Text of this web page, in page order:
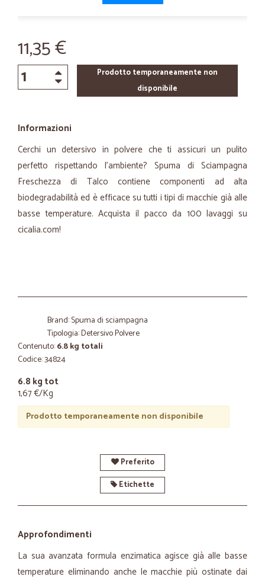
11,35 €
Prodotto temporaneamente non
disponibile
Informazioni
Cerchi un detersivo in polvere che ti assicuri un pulito
perfetto rispettando l’ambiente? Spuma di Sciampagna
Freschezza di Talco contiene componenti ad alta
biodegradabilità ed è efficace su tutti i tipi di macchie già alle
basse temperature. Acquista il pacco da 100 lavaggi su
cicalia.com!
Brand: Spuma di sciampagna
Tipologia: Detersivo Polvere
Contenuto:6.8 kg totali
Codice: 34824
6.8 kg tot
1,67 €/Kg
Prodotto temporaneamente non disponibile
Preferito
Etichette
Approfondimenti
La sua avanzata formula enzimatica agisce già alle basse
temperature eliminando anche le macchie più ostinate dai